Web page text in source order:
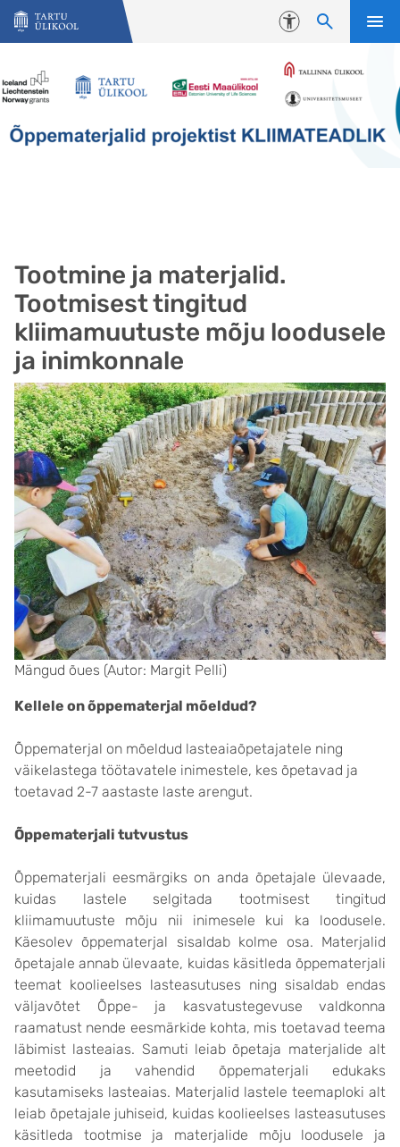
Liigu edasi põhisisu juurde
Juurdepääsetavus
Tootmine ja materjalid.
Tootmisest tingitud
kliimamuutuste mõju loodusele
ja inimkonnale
Mängud õues (Autor: Margit Pelli)
Kellele on õppematerjal mõeldud?
Õppematerjal on mõeldud lasteaiaõpetajatele ning
väikelastega töötavatele inimestele, kes õpetavad ja
toetavad 2-7 aastaste laste arengut.
Õppematerjali tutvustus
Õppematerjali eesmärgiks on anda õpetajale ülevaade,
kuidas lastele selgitada tootmisest tingitud
kliimamuutuste mõju nii inimesele kui ka loodusele.
Käesolev õppematerjal sisaldab kolme osa. Materjalid
õpetajale annab ülevaate, kuidas käsitleda õppematerjali
teemat koolieelses lasteasutuses ning sisaldab endas
väljavõtet Õppe- ja kasvatustegevuse valdkonna
raamatust nende eesmärkide kohta, mis toetavad teema
läbimist lasteaias. Samuti leiab õpetaja materjalide alt
meetodid ja vahendid õppematerjali edukaks
kasutamiseks lasteaias. Materjalid lastele teemaploki alt
leiab õpetajale juhiseid, kuidas koolieelses lasteasutuses
käsitleda tootmise ja materjalide mõju loodusele ja